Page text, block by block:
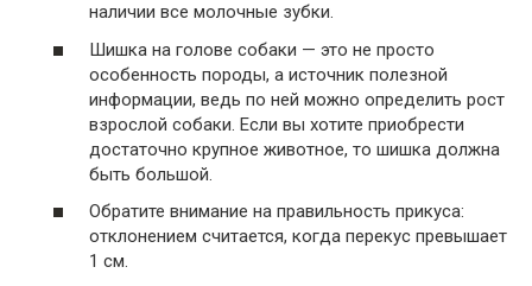
наличии все молочные зубки.
Шишка на голове собаки — это не просто
особенность породы, а источник полезной
информации, ведь по ней можно определить рост
взрослой собаки. Если вы хотите приобрести
достаточно крупное животное, то шишка должна
быть большой.
Обратите внимание на правильность прикуса:
отклонением считается, когда перекус превышает
1 см.